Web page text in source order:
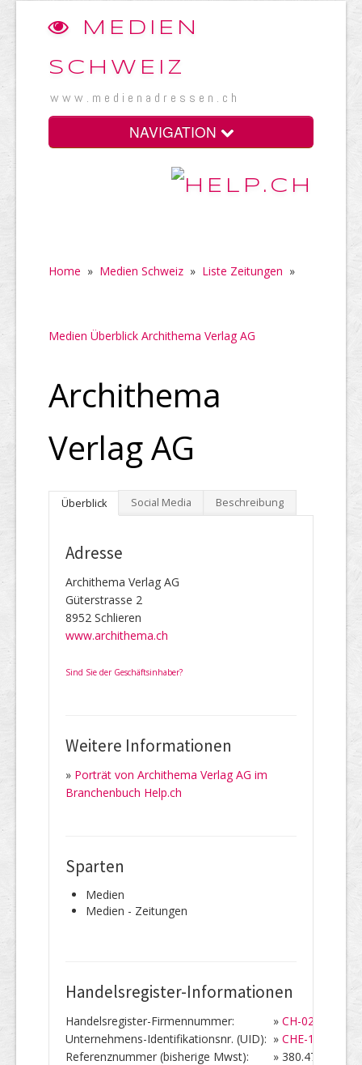
MEDIEN
SCHWEIZ
www.medienadressen.ch
NAVIGATION
Home » Medien Schweiz » Liste Zeitungen »
Medien Überblick Archithema Verlag AG
Archithema
Verlag AG
Überblick Social Media Beschreibung
Adresse
Archithema Verlag AG
Güterstrasse 2
8952 Schlieren
www.archithema.ch
Sind Sie der Geschäftsinhaber?
Weitere Informationen
» Porträt von Archithema Verlag AG im
Branchenbuch Help.ch
Sparten
Medien
Medien - Zeitungen
Handelsregister-Informationen
Handelsregister-Firmennummer: » CH-
Unternehmens-Identifikationsnr. (UID): » CHE-
Referenznummer (bisherige Mwst):
» 380.476